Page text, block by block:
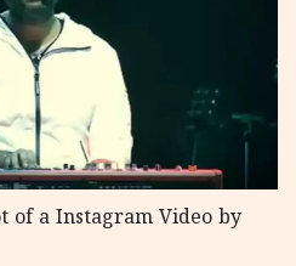
of a Instagram Video by